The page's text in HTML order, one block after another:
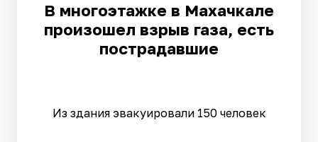
В многоэтажке в Махачкале
произошел взрыв газа, есть
пострадавшие
Из здания эвакуировали 150 человек